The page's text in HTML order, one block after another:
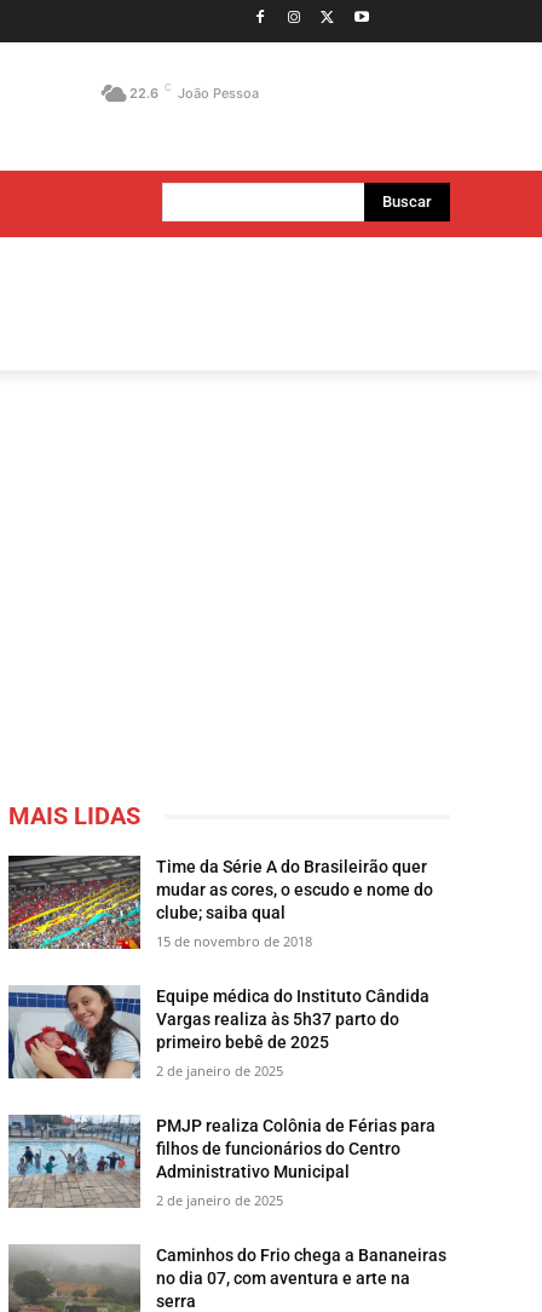
22.6 C João Pessoa
Buscar
MAIS LIDAS
Time da Série A do Brasileirão quer
mudar as cores, o escudo e nome do
clube; saiba qual
15 de novembro de 2018
Equipe médica do Instituto Cândida
Vargas realiza às 5h37 parto do
primeiro bebê de 2025
2 de janeiro de 2025
PMJP realiza Colônia de Férias para
filhos de funcionários do Centro
Administrativo Municipal
2 de janeiro de 2025
​Caminhos do Frio chega a Bananeiras
no dia 07, com aventura e arte na
serra